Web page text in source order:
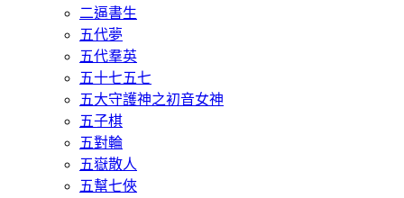
二逼書生
五代夢
五代羣英
五十七五七
五大守護神之初音女神
五子棋
五對輪
五嶽散人
五幫七俠